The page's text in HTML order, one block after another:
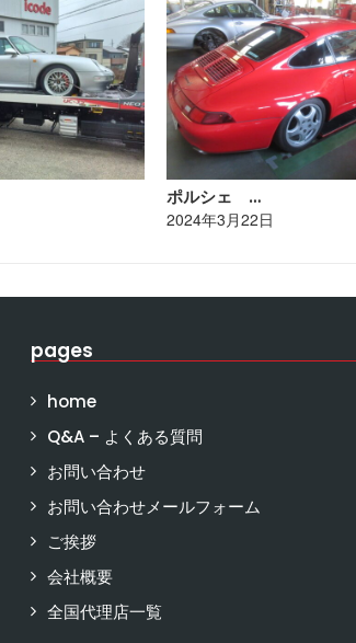
ポルシェ …
2024年3月22日
pages
home
Q&A – よくある質問
お問い合わせ
お問い合わせメールフォーム
ご挨拶
会社概要
全国代理店一覧